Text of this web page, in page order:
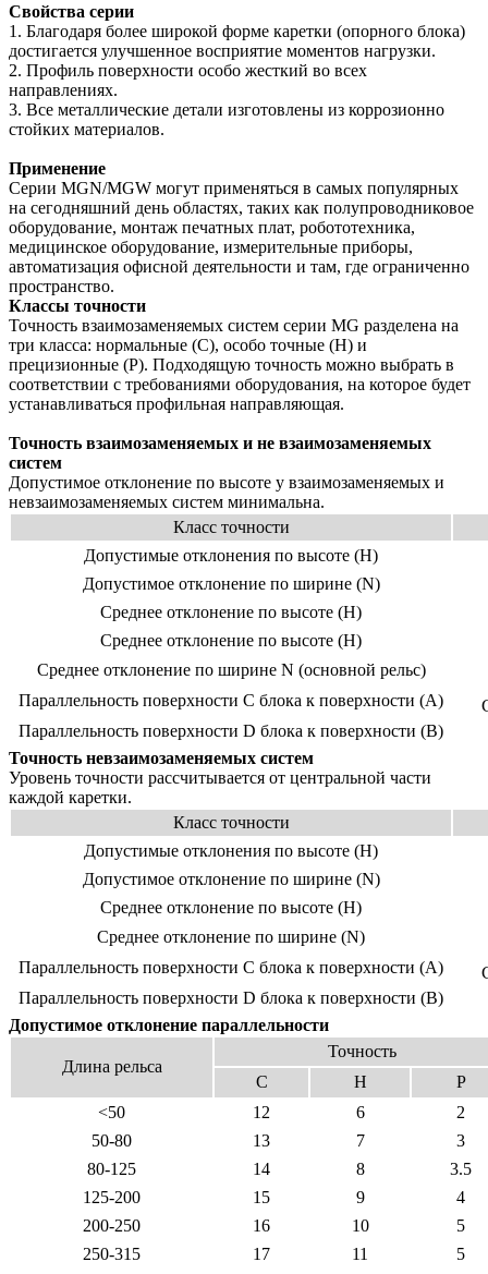
Свойства серии
1. Благодаря более широкой форме каретки (опорного блока)
достигается улучшенное восприятие моментов нагрузки.
2. Профиль поверхности особо жесткий во всех
направлениях.
3. Все металлические детали изготовлены из коррозионно
стойких материалов.
Применение
Серии MGN/MGW могут применяться в самых популярных
на сегодняшний день областях, таких как полупроводниковое
оборудование, монтаж печатных плат, робототехника,
медицинское оборудование, измерительные приборы,
автоматизация офисной деятельности и там, где ограниченно
пространство.
Классы точности
Точность взаимозаменяемых систем серии MG разделена на
три класса: нормальные (C), особо точные (H) и
прецизионные (P). Подходящую точность можно выбрать в
соответствии с требованиями оборудования, на которое будет
устанавливаться профильная направляющая.
Точность взаимозаменяемых и не взаимозаменяемых
систем
Допустимое отклонение по высоте у взаимозаменяемых и
невзаимозаменяемых систем минимальна.
Класс точности
Допустимые отклонения по высоте (Н)
Допуcтимое отклонение по ширине (N)
Среднее отклонение по высоте (Н)
Среднее отклонение по высоте (Н)
Среднее отклонение по ширине N (основной рельс)
Параллельность поверхности С блока к поверхности (А)
Параллельность поверхности D блока к поверхности (В)
Точность невзаимозаменяемых систем
Уровень точности рассчитывается от центральной части
каждой каретки.
Класс точности
Допустимые отклонения по высоте (Н)
Допуcтимое отклонение по ширине (N)
Среднее отклонение по высоте (Н)
Среднее отклонение по ширине (N)
Параллельность поверхности С блока к поверхности (А)
Параллельность поверхности D блока к поверхности (В)
Допустимое отклонение параллельности
Длина рельса
Точность
C
H
P
<50
12 6
2
50-80
13 7
3
80-125
14 8
3.5
125-200
15 9
4
200-250
16 10
5
250-315
17 11
5